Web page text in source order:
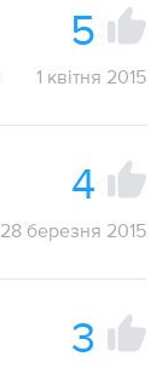
5
1 квітня 2015
4
28 березня 2015
3